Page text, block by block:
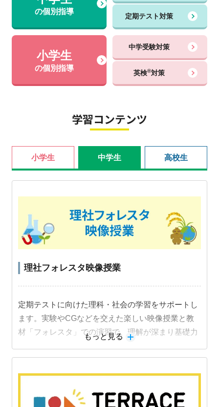
の個別指導
定期テスト対策
小学生
の個別指導
中学受験対策
英検®対策
学習コンテンツ
小学生 中学生 高校生
理社フォレスタ映像授業
定期テストに向けた理科・社会の学習をサポートし
ます。実験やCGなどを交えた楽しい映像授業と教
材「フォレスタ」での演習で、理解が深まり基礎力
もっと見る